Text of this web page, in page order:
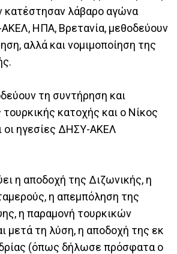
κατέστησαν λάβαρο αγώνα
ΗΠΑ, Βρετανία, μεθοδεύουν
αλλά και νομιμοποίηση της
τη συντήρηση και
κατοχής και ο Νίκος
οι ηγεσίες ΔΗΣΥ-ΑΚΕΛ
η αποδοχή της Διζωνικής, η
η απεμπόληση της
η παραμονή τουρκικών
μετά τη λύση, η αποδοχή της εκ
(όπως δήλωσε πρόσφατα ο